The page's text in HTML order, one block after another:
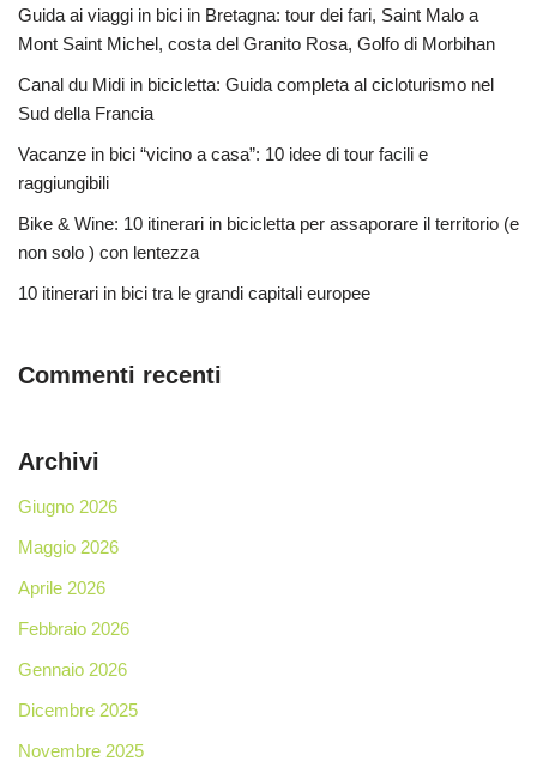
Guida ai viaggi in bici in Bretagna: tour dei fari, Saint Malo a
Mont Saint Michel, costa del Granito Rosa, Golfo di Morbihan
Canal du Midi in bicicletta: Guida completa al cicloturismo nel
Sud della Francia
Vacanze in bici “vicino a casa”: 10 idee di tour facili e
raggiungibili
Bike & Wine: 10 itinerari in bicicletta per assaporare il territorio (e
non solo ) con lentezza
10 itinerari in bici tra le grandi capitali europee
Commenti recenti
Archivi
Giugno 2026
Maggio 2026
Aprile 2026
Febbraio 2026
Gennaio 2026
Dicembre 2025
Novembre 2025